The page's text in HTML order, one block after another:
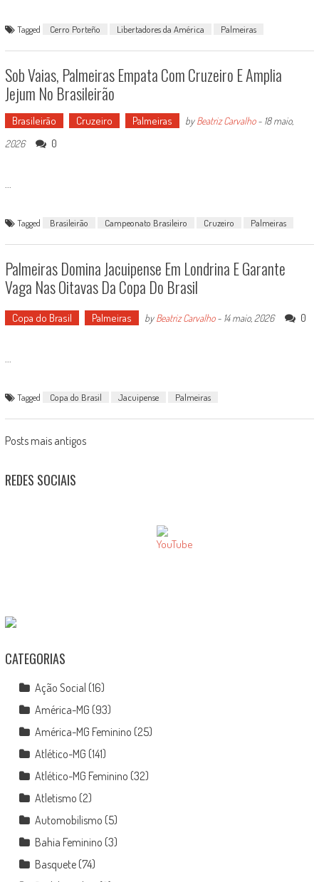
Tagged Cerro Porteño Libertadores da América Palmeiras
Sob Vaias, Palmeiras Empata Com Cruzeiro E Amplia
Jejum No Brasileirão
Brasileirão Cruzeiro Palmeiras byBeatriz Carvalho- 18 maio,
2026
0
...
Tagged Brasileirão Campeonato Brasileiro Cruzeiro Palmeiras
Palmeiras Domina Jacuipense Em Londrina E Garante
Vaga Nas Oitavas Da Copa Do Brasil
Copa do Brasil Palmeiras byBeatriz Carvalho- 14 maio, 2026 0
...
Tagged Copa do Brasil Jacuipense Palmeiras
Posts
navigation
Posts mais antigos
REDES SOCIAIS
CATEGORIAS
Ação Social (16)
América-MG (93)
América-MG Feminino (25)
Atlético-MG (141)
Atlético-MG Feminino (32)
Atletismo (2)
Automobilismo (5)
Bahia Feminino (3)
Basquete(74)